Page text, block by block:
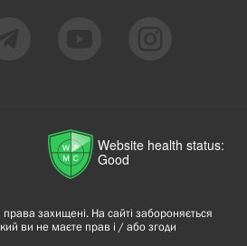
Website health status:
Good
захищені. На сайті забороняється
ви не маєте прав і / або згоди